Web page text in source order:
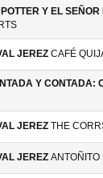
Y EL
JEREZ CAFÉ
Y CONTADA:
JEREZ THE
JEREZ ANTOÑITO